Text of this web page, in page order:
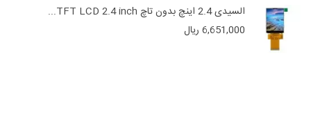
السیدی 2.4 اینچ بدون تاچ TFT LCD 2.4 inch...
6,651,000 ریال